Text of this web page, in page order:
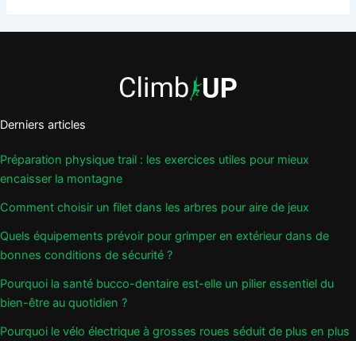
Derniers articles
Préparation physique trail : les exercices utiles pour mieux
encaisser la montagne
Comment choisir un filet dans les arbres pour aire de jeux
Quels équipements prévoir pour grimper en extérieur dans de
bonnes conditions de sécurité ?
Pourquoi la santé bucco-dentaire est-elle un pilier essentiel du
bien-être au quotidien ?
Pourquoi le vélo électrique à grosses roues séduit de plus en plus